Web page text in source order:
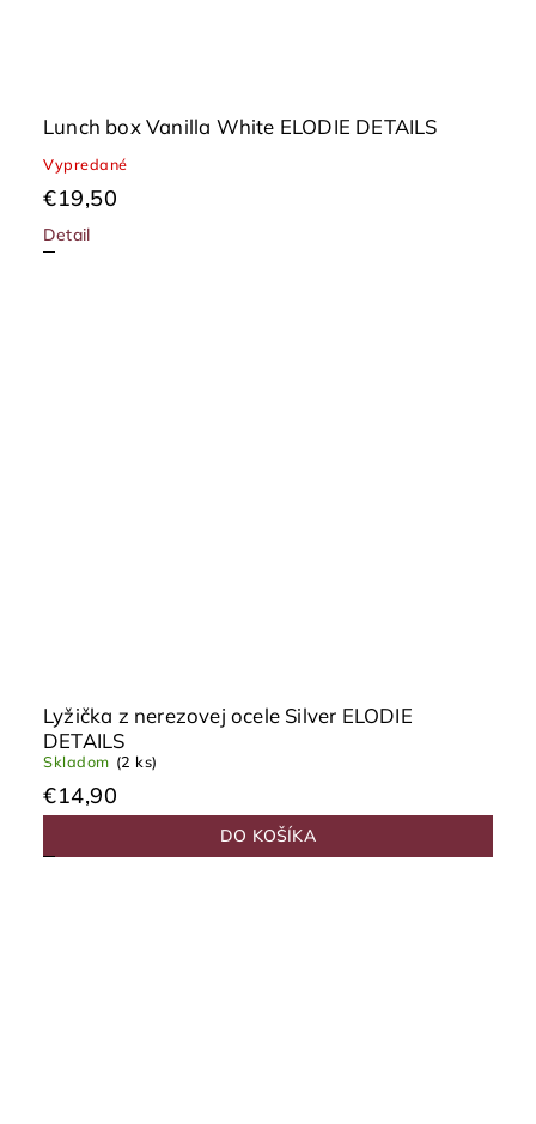
Lunch box Vanilla White ELODIE DETAILS
Vypredané
€19,50
Detail
Lyžička z nerezovej ocele Silver ELODIE
DETAILS
Skladom (2 ks)
€14,90
DO KOŠÍKA